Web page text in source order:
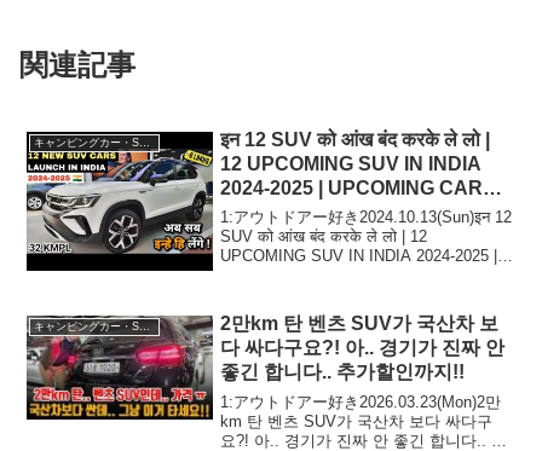
関連記事
इन 12 SUV को आंख बंद करके ले लो |
12 UPCOMING SUV IN INDIA
2024-2025 | UPCOMING CARS
IN INDIA 2025
1:アウトドアー好き2024.10.13(Sun)इन 12
SUV को आंख बंद करके ले लो | 12
UPCOMING SUV IN INDIA 2024-2025 |
キャンピングカー・SUV人気車種
2만km 탄 벤츠 SUV가 국산차 보
다 싸다구요?! 아.. 경기가 진짜 안
좋긴 합니다.. 추가할인까지!!
1:アウトドアー好き2026.03.23(Mon)2만
km 탄 벤츠 SUV가 국산차 보다 싸다구
요?! 아.. 경기가 진짜 안 좋긴 합니다.. 추